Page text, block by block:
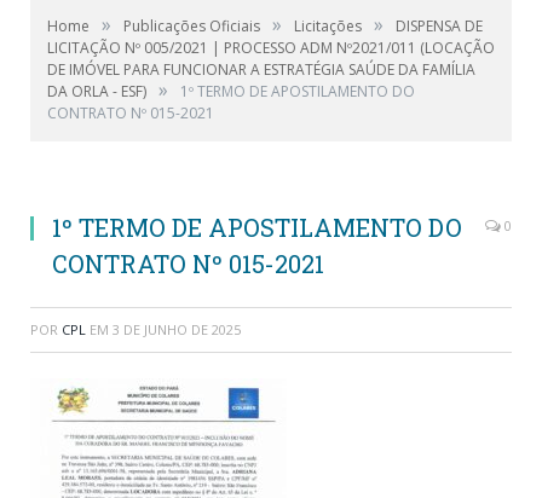
Home » Publicações Oficiais » Licitações »
DISPENSA DE
LICITAÇÃO Nº 005/2021 | PROCESSO ADM Nº2021/011 (LOCAÇÃO
DE IMÓVEL PARA FUNCIONAR A ESTRATÉGIA SAÚDE DA FAMÍLIA
DA ORLA - ESF) »
1º TERMO DE APOSTILAMENTO DO
CONTRATO Nº 015-2021
1º TERMO DE APOSTILAMENTO DO
CONTRATO Nº 015-2021
0
POR CPL EM 3 DE JUNHO DE 2025